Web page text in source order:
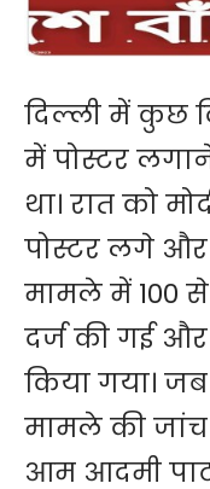
दिल्ली में कुछ
में पोस्टर
था। रात को
पोस्टर लगे और
मामले में 100
दर्ज की गई और
किया गया।
मामले की जांच
आम आदमी